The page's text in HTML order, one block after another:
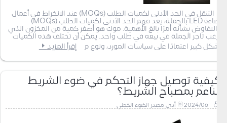
التنقل في الحد الأدنى لكميات الطلب (MOQs) عند الانخراط في أعمال
إضاءة LED بالجملة، يعد فهم الحد الأدنى لكميات الطلب (MOQs)
والتفاوض بشأنه أمرًا بالغ الأهمية. موك هو أصغر كمية من المخزون الذي
يرغب تاجر الجملة في بيعه في طلب واحد. يمكن أن تختلف هذه الكميات
بشكل كبير اعتمادًا على سياسات المورد، ونوع م
إقرأ المزيد
كيفية توصيل جهاز التحكم في ضوء الشريط
الناعم بمصباح الشريط؟
2024/06 أدى مصدر الضوء الخطي